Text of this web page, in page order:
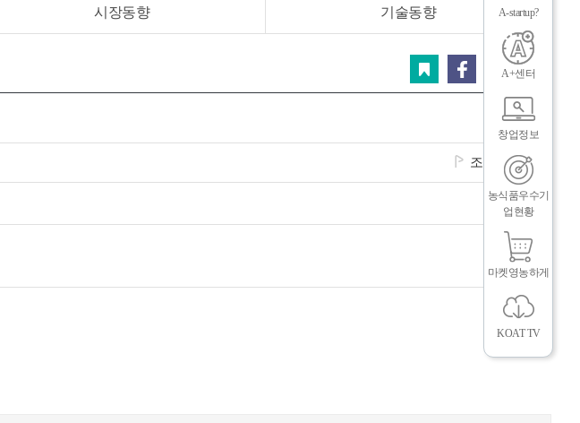
그
인
시장동향 기술동향
트위터 카카오
조회수 2118
뉴
닫
기
A-startup?
A+센터
창업정보
농식품우수기
업현황
마켓영농하게
KOAT TV